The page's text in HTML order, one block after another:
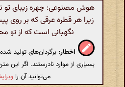
هوش مصنوعی: چهره زیبای تو
زیرا هر قطره عرقی که بر روی
نگهبانی است که از تو
اخطار: برگردان‌های تولید
بسیاری از موارد نادرستند. اگر این
می‌توانید آن را